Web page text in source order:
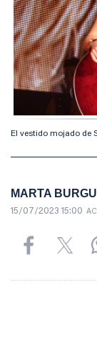
El vestido mojado de
MARTA
15/07/2023 15:00